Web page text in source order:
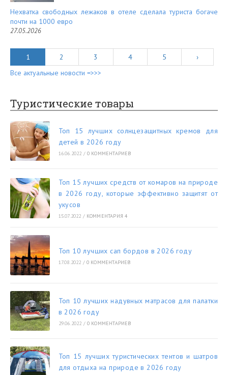
Нехватка свободных лежаков в отеле сделала туриста богаче
почти на 1000 евро
27.05.2026
1 2 3 4 5
›
Все актуальные новости =>>>
Туристические товары
Топ 15 лучших солнцезащитных кремов для
детей в 2026 году
16.06.2022 / 0 КОММЕНТАРИЕВ
Топ 15 лучших средств от комаров на природе
в 2026 году, которые эффективно защитят от
укусов
15.07.2022 / КОММЕНТАРИЯ 4
Топ 10 лучших сап бордов в 2026 году
17.08.2022 / 0 КОММЕНТАРИЕВ
Топ 10 лучших надувных матрасов для палатки
в 2026 году
29.06.2022 / 0 КОММЕНТАРИЕВ
Топ 15 лучших туристических тентов и шатров
для отдыха на природе в 2026 году